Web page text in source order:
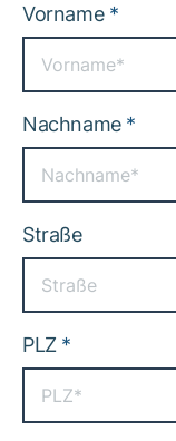
Vorname *
Nachname *
Straße
PLZ *